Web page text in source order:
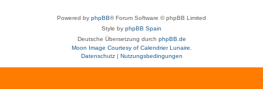
Powered by phpBB® Forum Software © phpBB Limited
Style by phpBB Spain
Deutsche Übersetzung durch phpBB.de
Moon Image Courtesy of Calendrier Lunaire.
Datenschutz| Nutzungsbedingungen